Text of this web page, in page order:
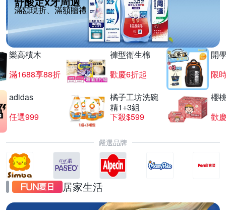
滿額現折、滿額贈禮
樂高積木
滿1688享88折
褲型衛生棉
歡慶6折起
開
限
adidas
任選999
橘子工坊洗碗
精1+3組
下殺$599
櫻
歡
嚴選品牌
居家生活